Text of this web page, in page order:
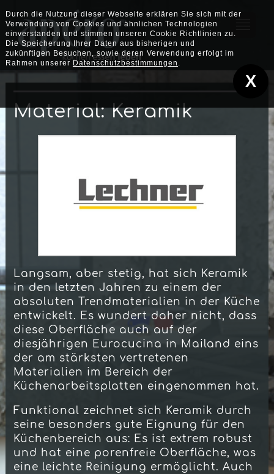
Material: Keramik
Langsam, aber stetig, hat sich Keramik
in den letzten Jahren zu einem der
absoluten Trendmaterialien in der Küche
entwickelt. Es wundert daher nicht, dass
diese Oberfläche auch auf der
diesjährigen Eurocucina in Mailand eins
der am stärksten vertretenen
Materialien im Bereich der
Küchenarbeitsplatten eingenommen hat.
Funktional zeichnet sich Keramik durch
seine besonders gute Eignung für den
Küchenbereich aus: Es ist extrem robust
und hat eine porenfreie Oberfläche, was
eine leichte Reinigung ermöglicht. Auch
Durch die Nutzung dieser Webseite erklären Sie sich mit der
Verwendung von Cookies und ähnlichen Technologien
einverstanden und stimmen unseren Cookie Richtlinien zu.
Die Speicherung Ihrer Daten aus bisherigen und
zukünftigen Besuchen, sowie deren Verwendung erfolgt im
Rahmen unserer Datenschutzbestimmungen .
X